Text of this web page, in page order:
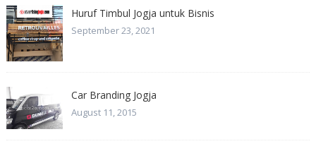
Huruf Timbul Jogja untuk Bisnis
September 23, 2021
Car Branding Jogja
August 11, 2015